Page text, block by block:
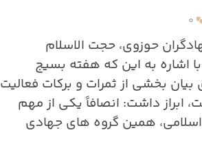
۰
حوزوی، حجت الاسلام
اشاره به این که هفته بسیج
بخشی از ثمرات و برکات فعالیت
ابراز داشت: انصافاً یکی از مهم
همین گروه های جهادی